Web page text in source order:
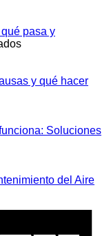
pasa y
en
no
pasa
y qué hacer
Soluciones
del Aire